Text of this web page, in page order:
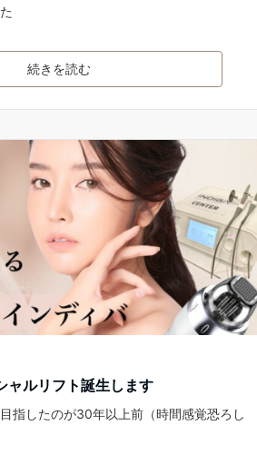
続きを読む
ャルリフト誕生します
指したのが30年以上前（時間感覚恐ろし